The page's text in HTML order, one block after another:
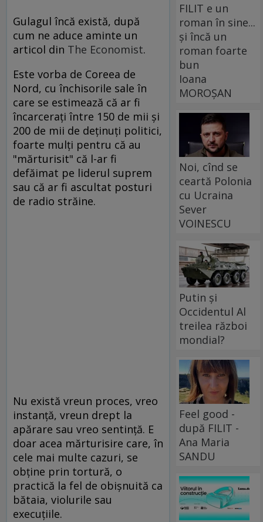
Gulagul încă există, după
cum ne aduce aminte un
articol din The Economist.
Este vorba de Coreea de
Nord, cu închisorile sale în
care se estimează că ar fi
încarceraţi între 150 de mii şi
200 de mii de deţinuţi politici,
foarte mulţi pentru că au
"mărturisit" că l-ar fi
defăimat pe liderul suprem
sau că ar fi ascultat posturi
de radio străine.
Nu există vreun proces, vreo
instanţă, vreun drept la
apărare sau vreo sentinţă. E
doar acea mărturisire care, în
cele mai multe cazuri, se
obţine prin tortură, o
practică la fel de obişnuită ca
bătaia, violurile sau
execuţiile.
FILIT e un
roman în sine...
și încă un
roman foarte
bun
Ioana
MOROȘAN
Noi, cînd se
ceartă Polonia
cu Ucraina
Sever
VOINESCU
Putin și
Occidentul Al
treilea război
mondial?
Feel good -
după FILIT -
Ana Maria
SANDU